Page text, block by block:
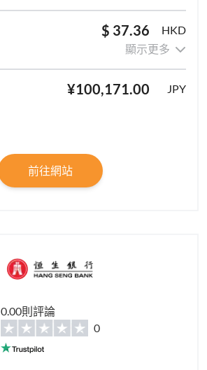
$ 37.36
HKD
顯示更多
¥100,171.00 JPY
前往網站
0.00則評論
0